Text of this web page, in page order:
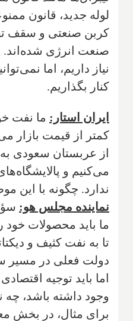
لوله جدید، قانون
کربن صنعتی و سقف
صنعت انرژی شده‌اند.
نیاز داریم، اما
کنار بگذاریم.
ایران استار:
کمتر از قیمت بازار
از عربستان سعودی
می‌کنیم و
ندارد. چگونه با این
نماینده مجلس هو:
ما باید محصولات خود
تا به نفت کثیف و
دولت فعلی در مسیر
اما باید توجیه
برای مثال، در بخش